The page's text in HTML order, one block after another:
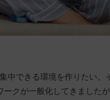
中できる環境を作りたい
クが一般化してきました